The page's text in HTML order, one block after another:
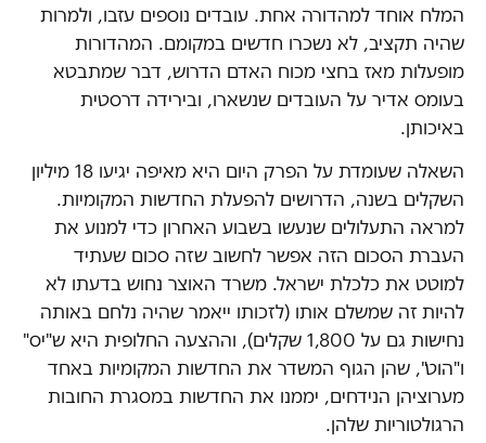
המלח אוחד למהדורה אחת. עובדים נוספים עזבו, ולמרות
שהיה תקציב, לא נשכרו חדשים במקומם. המהדורות
מופעלות מאז בחצי מכוח האדם הדרוש, דבר שמתבטא
בעומס אדיר על העובדים שנשארו, ובירידה דרסטית
באיכותן.
השאלה שעומדת על הפרק היום היא מאיפה יגיעו 18 מיליון
השקלים בשנה, הדרושים להפעלת החדשות המקומיות.
למראה התעלולים שנעשו בשבוע האחרון כדי למנוע את
העברת הסכום הזה אפשר לחשוב שזה סכום שעתיד
למוטט את כלכלת ישראל. משרד האוצר נחוש בדעתו לא
להיות זה שמשלם אותו (לזכותו ייאמר שהיה נלחם באותה
נחישות גם על 1,800 שקלים), וההצעה החלופית היא ש"יס"
ו"הוט", שהן הגוף המשדר את החדשות המקומיות באחד
מערוציהן הנידחים, יממנו את החדשות במסגרת החובות
הרגולטוריות שלהן.